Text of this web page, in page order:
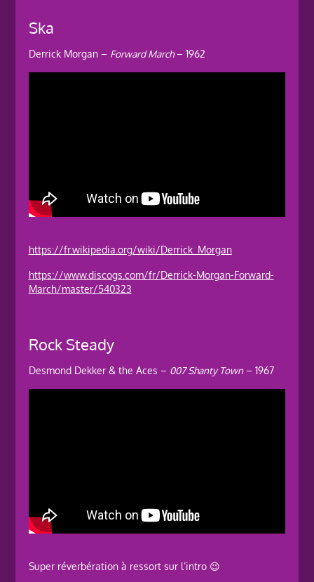
Ska
Derrick Morgan – Forward March– 1962
https://fr.wikipedia.org/wiki/Derrick_Morgan
https://www.discogs.com/fr/Derrick-Morgan-Forward-
March/master/540323
Rock Steady
Desmond Dekker & the Aces – 007 Shanty Town– 1967
Super réverbération à ressort sur l’intro 😉